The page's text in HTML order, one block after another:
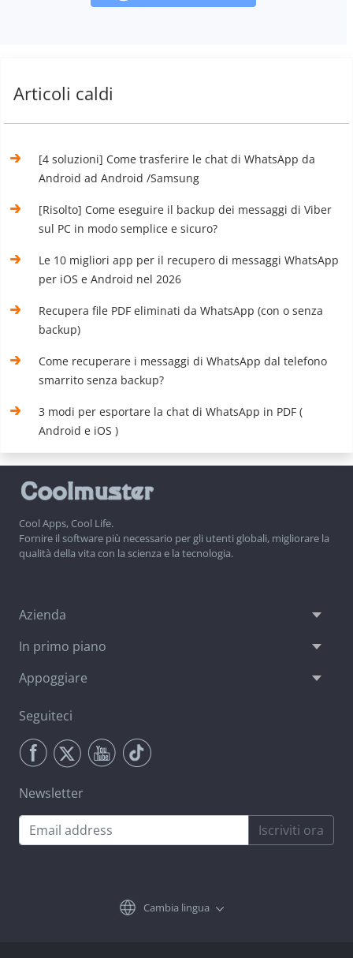
Articoli caldi
[4 soluzioni] Come trasferire le chat di WhatsApp da
Android ad Android /Samsung
[Risolto] Come eseguire il backup dei messaggi di Viber
sul PC in modo semplice e sicuro?
Le 10 migliori app per il recupero di messaggi WhatsApp
per iOS e Android nel 2026
Recupera file PDF eliminati da WhatsApp (con o senza
backup)
Come recuperare i messaggi di WhatsApp dal telefono
smarrito senza backup?
3 modi per esportare la chat di WhatsApp in PDF (
Android e iOS )
Cool Apps, Cool Life.
Fornire il software più necessario per gli utenti globali, migliorare la
qualità della vita con la scienza e la tecnologia.
Azienda
In primo piano
Appoggiare
Seguiteci
Newsletter
Iscriviti ora
Cambia lingua